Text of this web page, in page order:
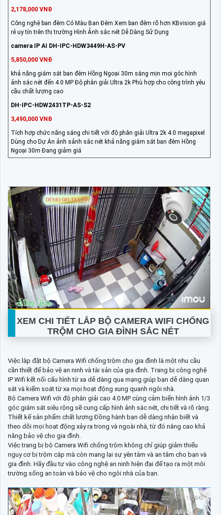
2,178,000 VNĐ
Công nghệ ban đêm Có Màu Ban Đêm Xem ban đêm rõ hơn KBvision giá
rẻ uy tín trên thị trường Hình Ảnh sắc nét Dễ Dàng Sử Dụng
camera IP AI DH-IPC-HDW3449H-AS-PV
5,850,000 VNĐ
khả năng giám sát ban đêm Hồng Ngoại 30m sáng mịn mọi góc hình
ảnh sắc nét đến 4.0 MP Độ phân giải Ultra 2k Phù hợp cho công trình yêu
cầu chất lượng cao
DH-IPC-HDW2431TP-AS-S2
3,490,000 VNĐ
Tích hợp chức năng sáng chi tiết với độ phân giải Ultra 2k 4.0 megapixel
Dùng cho Dự Án ảnh sảnh sắc nét khả năng giám sát ban đêm Hồng
Ngoại 30m Đang giảm giá
XEM CHI TIẾT LẮP BỘ CAMERA WIFI CHỐNG
TRỘM CHO GIA ĐÌNH SẮC NÉT
Việc lắp đặt bộ Camera Wifi chống trộm cho gia đình là một nhu cầu
cần thiết để bảo vệ an ninh và tài sản của gia đình. Trang bị công nghệ
IP Wifi kết nối cấu hình từ xa dễ dàng qua mạng giúp bạn dễ dàng quan
sát và kiểm soát từ xa mọi hoạt động xung quanh ngôi nhà.
Bộ Camera Wifi với độ phân giải cao 4.0 MP cùng cảm biến hình ảnh 1/3
góc giám sát siêu rộng sẽ cung cấp hình ảnh sắc nét, chi tiết và rõ ràng.
Thiết kế sản phẩm chất lượng Đồng hành bạn dễ dàng nhận biết và
theo dõi mọi hoạt động xảy ra trong và ngoài nhà, từ đó nâng cao khả
năng bảo vệ cho gia đình.
Việc trang bị bộ Camera Wifi chống trộm không chỉ giúp giảm thiểu
nguy cơ bị trộm cắp mà còn mang lại sự yên tâm và an tâm cho bạn và
gia đình. Hãy đầu tư vào công nghệ an ninh hiện đại để tạo ra một môi
trường sống an toàn và bảo vệ cho ngôi nhà của bạn.